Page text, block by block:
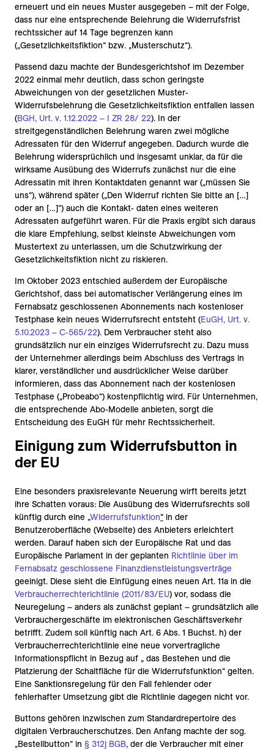
erneuert und ein neues Muster ausgegeben – mit der Folge,
dass nur eine entsprechende Belehrung die Widerrufsfrist
rechtssicher auf 14 Tage begrenzen kann
(„Gesetzlichkeitsfiktion“ bzw. „Musterschutz“).
Passend dazu machte der Bundesgerichtshof im Dezember
2022 einmal mehr deutlich, dass schon geringste
Abweichungen von der gesetzlichen Muster-
Widerrufsbelehrung die Gesetzlichkeitsfiktion entfallen lassen
(BGH, Urt. v. 1.12.2022 – I ZR 28/ 22). In der
streitgegenständlichen Belehrung waren zwei mögliche
Adressaten für den Widerruf angegeben. Dadurch wurde die
Belehrung widersprüchlich und insgesamt unklar, da für die
wirksame Ausübung des Widerrufs zunächst nur die eine
Adressatin mit ihren Kontaktdaten genannt war („müssen Sie
uns“), während später („Den Widerruf richten Sie bitte an […]
oder an […]“) auch die Kontakt- daten eines weiteren
Adressaten aufgeführt waren. Für die Praxis ergibt sich daraus
die klare Empfehlung, selbst kleinste Abweichungen vom
Mustertext zu unterlassen, um die Schutzwirkung der
Gesetzlichkeitsfiktion nicht zu riskieren.
Im Oktober 2023 entschied außerdem der Europäische
Gerichtshof, dass bei automatischer Verlängerung eines im
Fernabsatz geschlossenen Abonnements nach kostenloser
Testphase kein neues Widerrufsrecht entsteht (EuGH, Urt. v.
5.10.2023 – C-565/22). Dem Verbraucher steht also
grundsätzlich nur ein einziges Widerrufsrecht zu. Dazu muss
der Unternehmer allerdings beim Abschluss des Vertrags in
klarer, verständlicher und ausdrücklicher Weise darüber
informieren, dass das Abonnement nach der kostenlosen
Testphase („Probeabo“) kostenpflichtig wird. Für Unternehmen,
die entsprechende Abo-Modelle anbieten, sorgt die
Entscheidung des EuGH für mehr Rechtssicherheit.
Einigung zum Widerrufsbutton in
der EU
Eine besonders praxisrelevante Neuerung wirft bereits jetzt
ihre Schatten voraus: Die Ausübung des Widerrufsrechts soll
künftig durch eine „Widerrufsfunktion“ in der
Benutzeroberfläche (Webseite) des Anbieters erleichtert
werden. Darauf haben sich der Europäische Rat und das
Europäische Parlament in der geplanten Richtlinie über im
Fernabsatz geschlossene Finanzdienstleistungsverträge
geeinigt. Diese sieht die Einfügung eines neuen Art. 11a in die
Verbraucherrechterichtlinie (2011/83/EU) vor, sodass die
Neuregelung – anders als zunächst geplant – grundsätzlich alle
Verbrauchergeschäfte im elektronischen Geschäftsverkehr
betrifft. Zudem soll künftig nach Art. 6 Abs. 1 Buchst. h) der
Verbraucherrechterichtlinie eine neue vorvertragliche
Informationspflicht in Bezug auf „ das Bestehen und die
Platzierung der Schaltfläche für die Widerrufsfunktion“ gelten.
Eine Sanktionsregelung für den Fall fehlender oder
fehlerhafter Umsetzung gibt die Richtlinie dagegen nicht vor.
Buttons gehören inzwischen zum Standardrepertoire des
digitalen Verbraucherschutzes. Den Anfang machte der sog.
„Bestellbutton“ in § 312j BGB, der die Verbraucher mit einer